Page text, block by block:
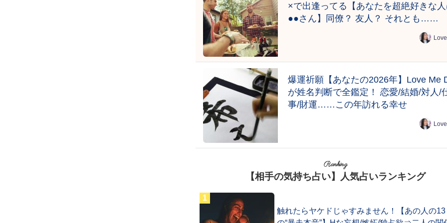
×で出逢ってる【あなたを超絶好きな
●●さん】同僚？ 友人？ それとも……
爆運祈願【あなたの2026年】Love Me
が姓名判断で全鑑定！ 恋愛/結婚/対人/
事/財運……この年訪れる幸せ
Ranking
【相手の気持ち占い】人気占いランキング
触れたらヤケドじゃすみません！【あの人の13